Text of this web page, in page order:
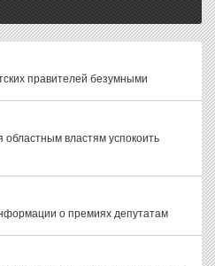
правителей безумными
областным властям успокоить
о премиях депутатам